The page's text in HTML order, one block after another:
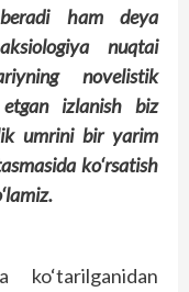
ham deya
nuqtai
novelistik
izlanish biz
umrini bir yarim
ko‘rsatish
ko‘tarilganidan